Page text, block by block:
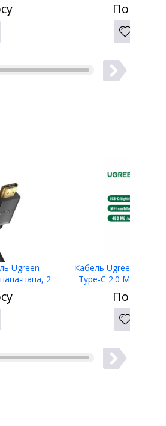
По
Ugreen
папа, 2
Кабель Ugreen
Type-C 2.0 Male
По